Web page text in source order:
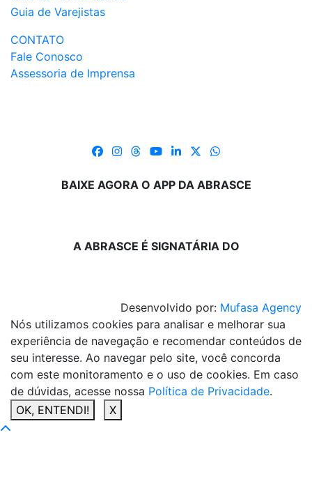
Guia de Varejistas
CONTATO
Fale Conosco
Assessoria de Imprensa
BAIXE AGORA O APP DA ABRASCE
A ABRASCE É SIGNATÁRIA DO
Desenvolvido por: Mufasa Agency
Nós utilizamos cookies para analisar e melhorar sua
experiência de navegação e recomendar conteúdos de
seu interesse. Ao navegar pelo site, você concorda
com este monitoramento e o uso de cookies. Em caso
de dúvidas, acesse nossa Política de Privacidade.
OK, ENTENDI!
X